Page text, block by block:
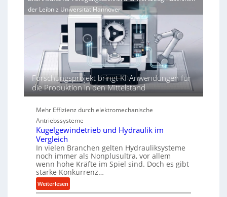
j
e
r
e
d
i
e
e
r
f
o
r
m
a
n
c
der Leibniz Universität Hannover
Forschungsprojekt bringt KI-Anwendungen für
die Produktion in den Mittelstand
Mehr Effizienz durch elektromechanische
Antriebssysteme
Kugelgewindetrieb und Hydraulik im
Vergleich
In vielen Branchen gelten Hydrauliksysteme
noch immer als Nonplusultra, vor allem
wenn hohe Kräfte im Spiel sind. Doch es gibt
starke Konkurrenz…
Weiterlesen:
K